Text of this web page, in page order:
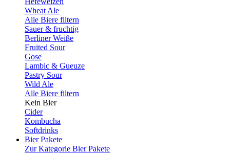
Wheat Ale
Alle Biere filtern
Sauer & fruchtig
Berliner Weiße
Fruited Sour
Gose
Lambic & Gueuze
Pastry Sour
Wild Ale
Alle Biere filtern
Kein Bier
Cider
Kombucha
Softdrinks
Bier Pakete
Zur Kategorie Bier Pakete